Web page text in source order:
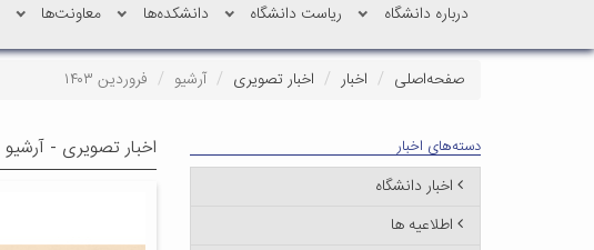
درباره دانشگاه ریاست دانشگاه دانشکده‌ها معاونت‌ها
صفحه‌اصلی اخبار اخبار تصویری آرشیو فروردین ۱۴۰۳
اخبار تصویری - آرشیو دسته‌های اخبار
اخبار دانشگاه
اطلاعیه ها